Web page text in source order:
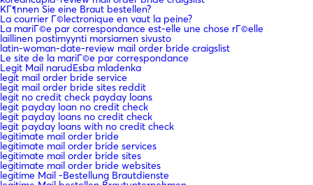
KГ¶nnen Sie eine Braut bestellen?
La courrier Г©lectronique en vaut la peine?
La mariГ©e par correspondance est-elle une chose rГ©elle
laillinen postimyynti morsiamen sivusto
latin-woman-date-review mail order bride craigslist
Le site de la mariГ©e par correspondance
Legit Mail narudЕѕba mladenka
legit mail order bride service
legit mail order bride sites reddit
legit no credit check payday loans
legit payday loan no credit check
legit payday loans no credit check
legit payday loans with no credit check
legitimate mail order bride
legitimate mail order bride services
legitimate mail order bride sites
legitimate mail order bride websites
legitime Mail -Bestellung Brautdienste